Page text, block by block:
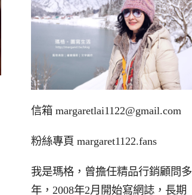
信箱 margaretlai1122@gmail.com
粉絲專頁 margaret1122.fans
我是瑪格，曾擔任精品行銷顧問多
年，2008年2月開始寫網誌，長期